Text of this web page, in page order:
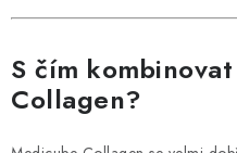
S čím
Collagen?